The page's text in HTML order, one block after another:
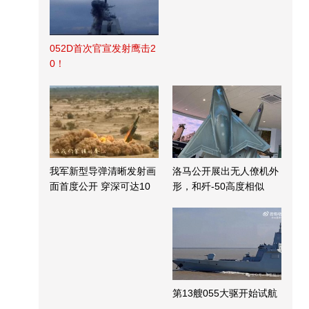
052D首次官宣发射鹰击2
0！
我军新型导弹清晰发射画
面首度公开 穿深可达10
洛马公开展出无人僚机外
形，和歼-50高度相似
第13艘055大驱开始试航